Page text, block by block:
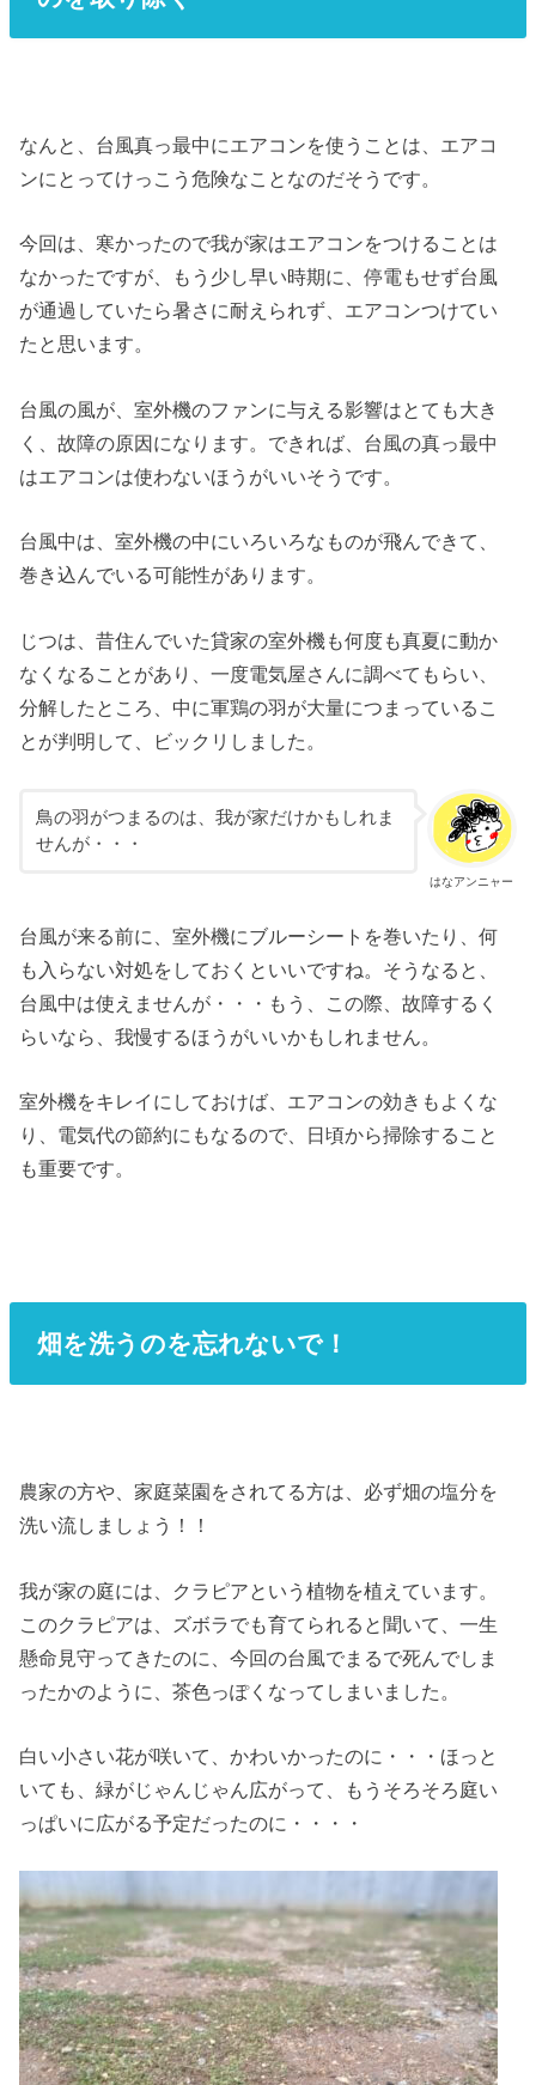
なんと、台風真っ最中にエアコンを使うことは、エアコ
ンにとってけっこう危険なことなのだそうです。
今回は、寒かったので我が家はエアコンをつけることは
なかったですが、もう少し早い時期に、停電もせず台風
が通過していたら暑さに耐えられず、エアコンつけてい
たと思います。
台風の風が、室外機のファンに与える影響はとても大き
く、故障の原因になります。できれば、台風の真っ最中
はエアコンは使わないほうがいいそうです。
台風中は、室外機の中にいろいろなものが飛んできて、
巻き込んでいる可能性があります。
じつは、昔住んでいた貸家の室外機も何度も真夏に動か
なくなることがあり、一度電気屋さんに調べてもらい、
分解したところ、中に軍鶏の羽が大量につまっているこ
とが判明して、ビックリしました。
はなアンニャー
鳥の羽がつまるのは、我が家だけかもしれま
せんが・・・
台風が来る前に、室外機にブルーシートを巻いたり、何
も入らない対処をしておくといいですね。そうなると、
台風中は使えませんが・・・もう、この際、故障するく
らいなら、我慢するほうがいいかもしれません。
室外機をキレイにしておけば、エアコンの効きもよくな
り、電気代の節約にもなるので、日頃から掃除すること
も重要です。
畑を洗うのを忘れないで！
農家の方や、家庭菜園をされてる方は、必ず畑の塩分を
洗い流しましょう！！
我が家の庭には、クラピアという植物を植えています。
このクラピアは、ズボラでも育てられると聞いて、一生
懸命見守ってきたのに、今回の台風でまるで死んでしま
ったかのように、茶色っぽくなってしまいました。
白い小さい花が咲いて、かわいかったのに・・・ほっと
いても、緑がじゃんじゃん広がって、もうそろそろ庭い
っぱいに広がる予定だったのに・・・・